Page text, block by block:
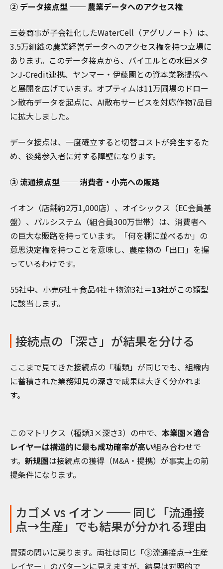
② データ接点型 ── 農業データへのアクセス権
三菱商事が子会社化したWaterCell（アグリノート）は、
3.5万組織の農業経営データへのアクセス権を持つ立場に
あります。このデータ接点から、バイエルとの水田メタ
ンJ-Credit連携、ヤンマー・伊藤園との資本業務提携へ
と展開を広げています。オプティムは11万圃場のドロー
ン散布データを起点に、AI散布サービスを対応作物7品目
に拡大しました。
データ接点は、一度確立すると切替コストが発生するた
め、後発参入者に対する障壁になります。
③ 流通接点型 ── 消費者・小売への販路
イオン（店舗約2万1,000店）、オイシックス（EC会員基
盤）、パルシステム（組合員300万世帯）は、消費者へ
の巨大な販路を持っています。「何を棚に並べるか」の
意思決定権を持つことを意味し、農産物の「出口」を握
っているわけです。
55社中、小売6社＋食品4社＋物流3社＝13社がこの類型
に該当します。
接続点の「深さ」が結果を分ける
ここまで見てきた接続点の「種類」が同じでも、組織内
に蓄積された業務知見の深さで成果は大きく分かれま
す。
このマトリクス（種類3×深さ3）の中で、 本業圏×適合
レイヤーは構造的に最も成功確率が高い組み合わせで
す。 新規圏は接続点の獲得（M&A・提携）が事実上の前
提条件になります。
カゴメ vs イオン ── 同じ「流通接
点→生産」でも結果が分かれる理由
冒頭の問いに戻ります。両社は同じ「③流通接点→生産
レイヤー」のパターンに見えますが、結果は対照的で